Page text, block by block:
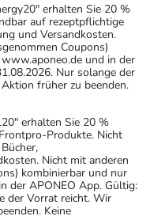
erhalten Sie 20 %
auf rezeptpflichtige
und Versandkosten.
Coupons)
und in der
Nur solange der
früher zu beenden.
erhalten Sie 20 %
Produkte. Nicht
Nicht mit anderen
kombinierbar und nur
der APONEO App. Gültig:
der Vorrat reicht. Wir
Keine